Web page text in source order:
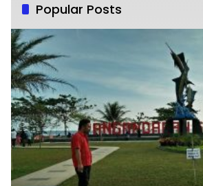
Popular Posts